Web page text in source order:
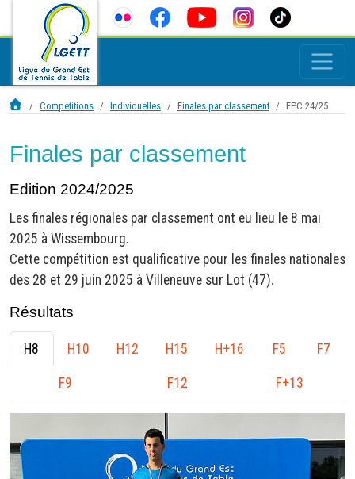
Compétitions Individuelles Finales par classement FPC 24/25
Finales par classement
Edition 2024/2025
Les finales régionales par classement ont eu lieu le 8 mai
2025 à Wissembourg.
Cette compétition est qualificative pour les finales nationales
des 28 et 29 juin 2025 à Villeneuve sur Lot (47).
Résultats
H8 H10 H12 H15 H+16 F5 F7
F9 F12 F+13